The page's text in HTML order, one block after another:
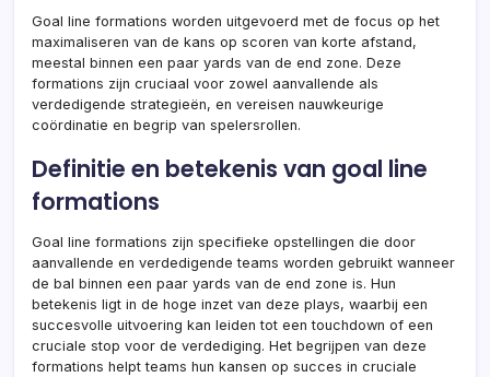
Goal line formations worden uitgevoerd met de focus op het
maximaliseren van de kans op scoren van korte afstand,
meestal binnen een paar yards van de end zone. Deze
formations zijn cruciaal voor zowel aanvallende als
verdedigende strategieën, en vereisen nauwkeurige
coördinatie en begrip van spelersrollen.
Definitie en betekenis van goal line
formations
Goal line formations zijn specifieke opstellingen die door
aanvallende en verdedigende teams worden gebruikt wanneer
de bal binnen een paar yards van de end zone is. Hun
betekenis ligt in de hoge inzet van deze plays, waarbij een
succesvolle uitvoering kan leiden tot een touchdown of een
cruciale stop voor de verdediging. Het begrijpen van deze
formations helpt teams hun kansen op succes in cruciale